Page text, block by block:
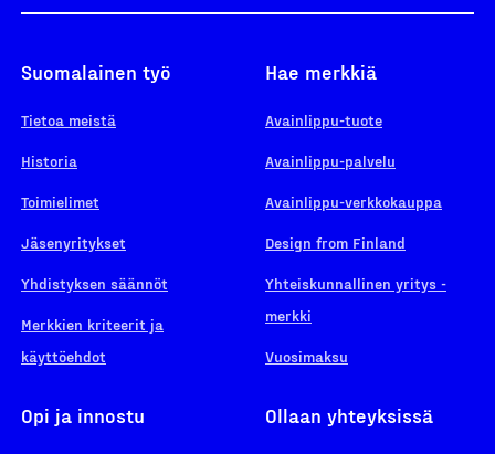
Suomalainen työ
Tietoa meistä
Historia
Toimielimet
Jäsenyritykset
Yhdistyksen säännöt
Merkkien kriteerit ja
käyttöehdot
Hae merkkiä
Avainlippu-tuote
Avainlippu-palvelu
Avainlippu-verkkokauppa
Design from Finland
Yhteiskunnallinen yritys -
merkki
Vuosimaksu
Opi ja innostu Ollaan yhteyksissä